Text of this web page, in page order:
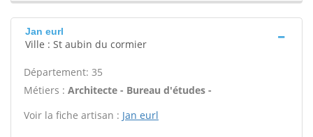
Jan eurl
Ville : St aubin du cormier
Département: 35
Métiers : Architecte - Bureau d'études -
Voir la fiche artisan : Jan eurl